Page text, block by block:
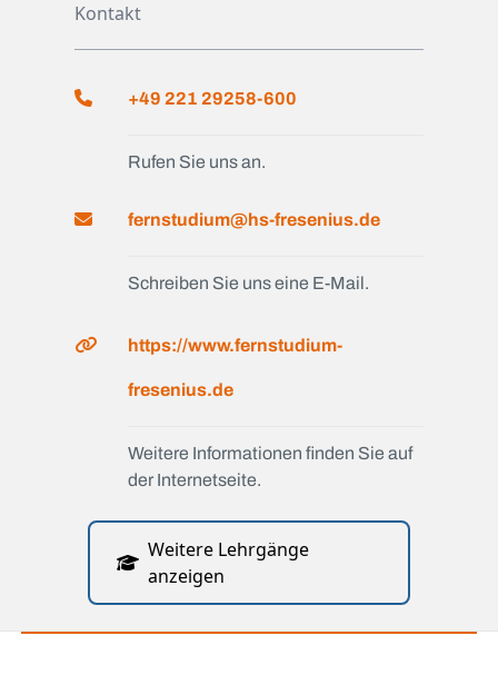
Kontakt
+49 221 29258-600
Rufen Sie uns an.
fernstudium@hs-fresenius.de
Schreiben Sie uns eine E-Mail.
https://www.fernstudium-
fresenius.de
Weitere Informationen finden Sie auf
der Internetseite.
Weitere Lehrgänge
anzeigen